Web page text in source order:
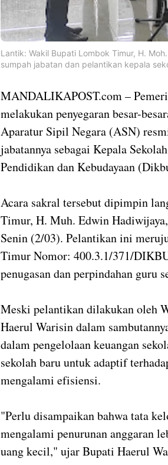
Lantik: Wakil Bupati Lombok Timur, H.
sumpah jabatan dan pelantikan kepala
MANDALIKAPOST.com –
melakukan penyegaran besar-
Aparatur Sipil Negara (ASN)
jabatannya sebagai Kepala
Pendidikan dan Kebudayaan
Acara sakral tersebut dipimpin
Timur, H. Muh. Edwin
Senin (2/03). Pelantikan ini
Timur Nomor: 400.3.1/371/
penugasan dan perpindahan guru
Meski pelantikan dilakukan oleh
Haerul Warisin dalam
dalam pengelolaan keuangan
sekolah baru untuk adaptif
mengalami efisiensi.
"Perlu disampaikan bahwa tata
mengalami penurunan anggaran
uang kecil," ujar Bupati Haerul